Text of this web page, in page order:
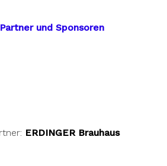
und Sponsoren
ERDINGER Brauhaus